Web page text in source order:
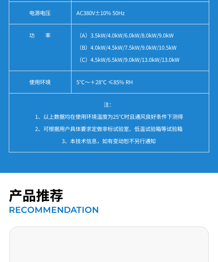
电源电压 AC380V±10% 50Hz
功 率
（A）3.5kW/4.0kW/6.0kW/8.0kW/9.0kW
（B）4.0kW/4.5kW/7.5kW/9.0kW/10.5kW
（C）4.5kW/6.5kW/9.0kW/13.0kW/13.0kW
使用环境 5℃～＋28℃ ≤85% RH
注：
1、以上数据均在使用环境温度为25℃时且通风良好条件下测得
2、可根据用户具体要求定做非标试验室、低温试验箱等试验箱
3、本技术信息，如有变动恕不另行通知
产品推荐
RECOMMENDATION